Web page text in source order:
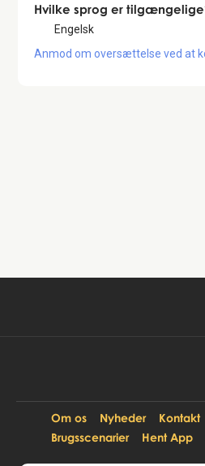
Hvilke sprog er
Engelsk
Anmod om oversættelse ved at
Om os Nyheder Kontakt
Brugsscenarier
Hent App